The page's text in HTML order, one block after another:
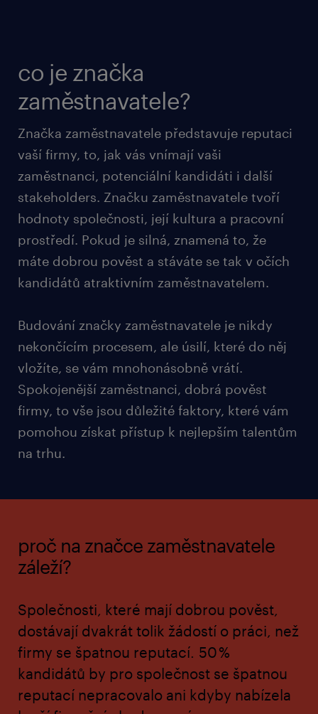
co je značka
zaměstnavatele?
Značka zaměstnavatele představuje reputaci
vaší firmy, to, jak vás vnímají vaši
zaměstnanci, potenciální kandidáti i další
stakeholders. Značku zaměstnavatele tvoří
hodnoty společnosti, její kultura a pracovní
prostředí. Pokud je silná, znamená to, že
máte dobrou pověst a stáváte se tak v očích
kandidátů atraktivním zaměstnavatelem.
Budování značky zaměstnavatele je nikdy
nekončícím procesem, ale úsilí, které do něj
vložíte, se vám mnohonásobně vrátí.
Spokojenější zaměstnanci, dobrá pověst
firmy, to vše jsou důležité faktory, které vám
pomohou získat přístup k nejlepším talentům
na trhu.
proč na značce zaměstnavatele
záleží?
Společnosti, které mají dobrou pověst,
dostávají dvakrát tolik žádostí o práci, než
firmy se špatnou reputací. 50 %
kandidátů by pro společnost se špatnou
reputací nepracovalo ani kdyby nabízela